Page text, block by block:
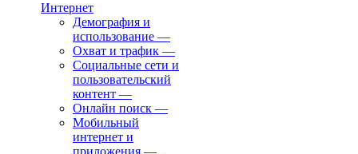
Интернет
Демография и
использование —
Охват и трафик —
Социальные сети и
пользовательский
контент —
Онлайн поиск —
Мобильный
интернет и
приложения —